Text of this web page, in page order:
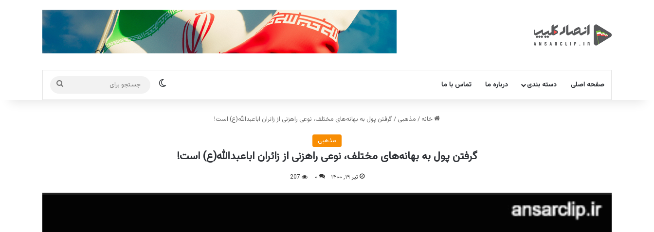
صفحه اصلی دسته بندی درباره ما تماس با ما تغییر پوسته
برای
خانه / مذهبی / گرفتن پول به بهانه‌های مختلف، نوعی راهزنی از زائران اباعبدالله(ع) است!
مذهبی
گرفتن پول به بهانه‌های مختلف، نوعی راهزنی از زائران اباعبدالله(ع) است!
تیر ۱۹, ۱۴۰۰ ۰ 207
نمایشگر